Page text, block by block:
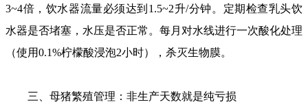
3~4倍，饮水器流量必须达到1.5~2升/分钟。定期检查乳头饮
水器是否堵塞，水压是否正常。每月对水线进行一次酸化处理
（使用0.1%柠檬酸浸泡2小时），杀灭生物膜。
三、母猪繁殖管理：非生产天数就是纯亏损